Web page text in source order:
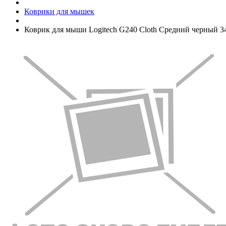
Коврики для мышек
Коврик для мыши Logitech G240 Cloth Средний черный